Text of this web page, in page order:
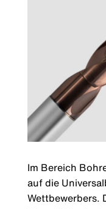
Im Bereich
auf die
Wettbewerbers.